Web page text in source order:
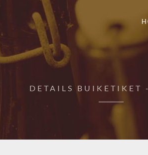
DETAILS BUIKETIKET